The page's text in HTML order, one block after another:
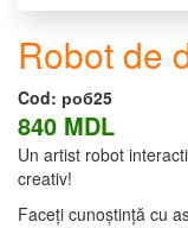
Robot de
Cod: роб25
840 MDL
Un artist robot
creativ!
Faceți cunoștință cu